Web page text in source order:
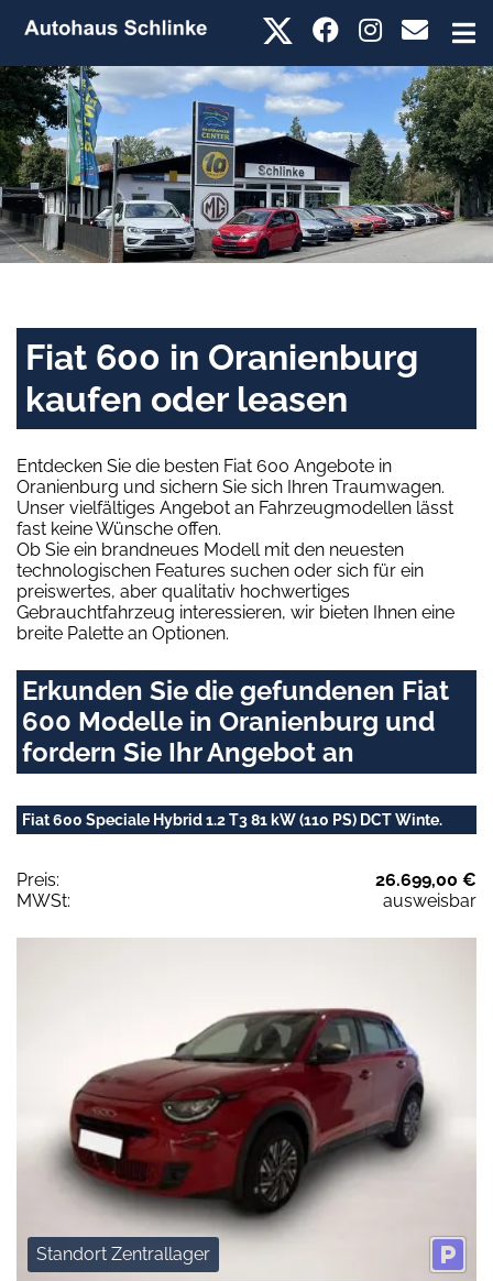
Fiat 600 in Oranienburg
kaufen oder leasen
Entdecken Sie die besten Fiat 600 Angebote in
Oranienburg und sichern Sie sich Ihren Traumwagen.
Unser vielfältiges Angebot an Fahrzeugmodellen lässt
fast keine Wünsche offen.
Ob Sie ein brandneues Modell mit den neuesten
technologischen Features suchen oder sich für ein
preiswertes, aber qualitativ hochwertiges
Gebrauchtfahrzeug interessieren, wir bieten Ihnen eine
breite Palette an Optionen.
Erkunden Sie die gefundenen Fiat
600 Modelle in Oranienburg und
fordern Sie Ihr Angebot an
Fiat 600 Speciale Hybrid 1.2 T3 81 kW (110 PS) DCT Winte.
Preis:
26.699,00 €
MWSt:
ausweisbar
Standort Zentrallager